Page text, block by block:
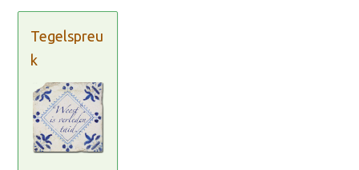
Tegelspreu
k